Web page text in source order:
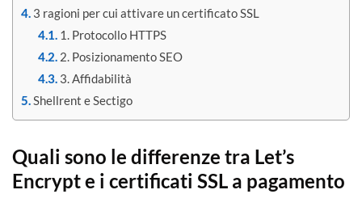
3 ragioni per cui attivare un certificato SSL
1. Protocollo HTTPS
2. Posizionamento SEO
3. Affidabilità
Shellrent e Sectigo
Quali sono le differenze tra Let’s
Encrypt e i certificati SSL a pagamento